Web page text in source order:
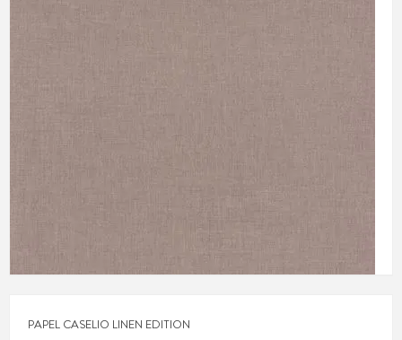
PAPEL CASELIO LINEN EDITION